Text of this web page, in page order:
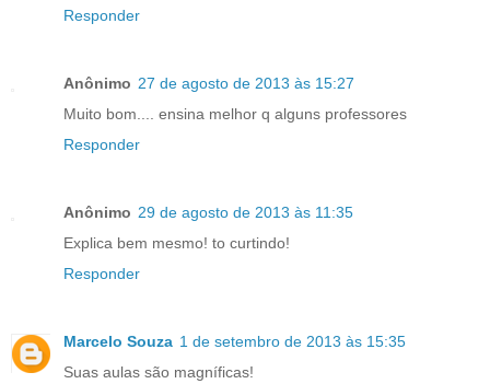
Responder
Anônimo 27 de agosto de 2013 às 15:27
Muito bom.... ensina melhor q alguns professores
Responder
Anônimo 29 de agosto de 2013 às 11:35
Explica bem mesmo! to curtindo!
Responder
Marcelo Souza 1 de setembro de 2013 às 15:35
Suas aulas são magníficas!